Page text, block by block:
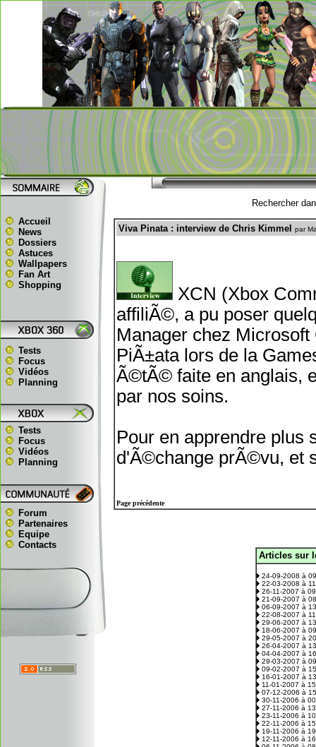
Accueil
News
Dossiers
Astuces
Wallpapers
Fan Art
Shopping
Tests
Focus
Vidéos
Planning
Tests
Focus
Vidéos
Planning
Forum
Partenaires
Equipe
Contacts
Rechercher
Viva Pinata : interview de Chris Kimmel par
XCN (Xbox
affiliÃ©, a pu poser
Manager chez
PiÃ±ata lors de la
Ã©tÃ© faite en anglais,
par nos soins.
Pour en apprendre plus
d'Ã©change prÃ©vu, et
Page précédente
Articles sur
24-09-2008 à
22-03-2008 à
26-11-2007 à
21-09-2007 à
06-09-2007 à
22-08-2007 à
29-06-2007 à
18-06-2007 à
29-05-2007 à
26-04-2007 à
04-04-2007 à
29-03-2007 à
09-02-2007 à
16-01-2007 à
11-01-2007 à
07-12-2006 à
30-11-2006 à
27-11-2006 à
23-11-2006 à
22-11-2006 à
19-11-2006 à
12-11-2006 à